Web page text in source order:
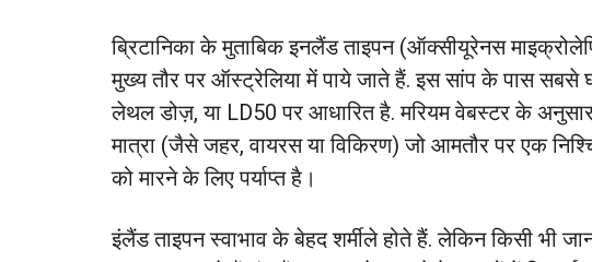
ब्रिटानिका के मुताबिक इनलैंड ताइपन (ऑक्सीयूरेनस
मुख्य तौर पर ऑस्ट्रेलिया में पाये जाते हैं. इस सांप के पास सबसे
लेथल डोज़, या LD50 पर आधारित है. मरियम वेबस्टर के
मात्रा (जैसे जहर, वायरस या विकिरण) जो आमतौर पर एक
को मारने के लिए पर्याप्त है।
इंलैंड ताइपन स्वाभाव के बेहद शर्मीले होते हैं. लेकिन किसी भी